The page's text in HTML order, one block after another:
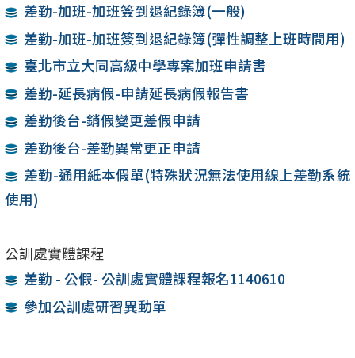
差勤-加班-加班簽到退紀錄簿(一般)
差勤-加班-加班簽到退紀錄簿(彈性調整上班時間用)
臺北市立大同高級中學專案加班申請書
差勤-延長病假-申請延長病假報告書
差勤後台-銷假變更差假申請
差勤後台-差勤異常更正申請
差勤-通用紙本假單(特殊狀況無法使用線上差勤系統
使用)
公訓處實體課程
差勤 - 公假- 公訓處實體課程報名1140610
參加公訓處研習異動單